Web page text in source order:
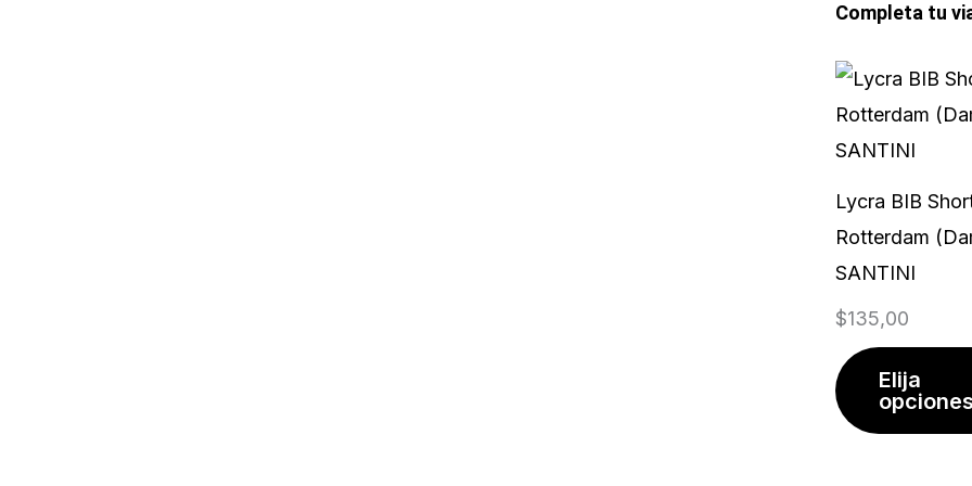
Completa tu
Lycra BIB
Rotterdam
SANTINI
$135,00
Elija
opciones